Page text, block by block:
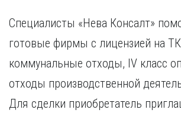
Специалисты «Нева Консалт»
готовые фирмы с лицензией на
коммунальные отходы, IV класс
отходы производственной
Для сделки приобретатель